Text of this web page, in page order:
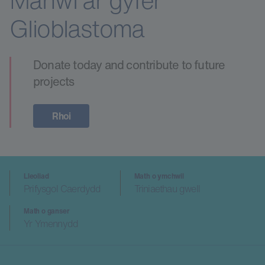
Glioblastoma
Donate today and contribute to future
projects
Rhoi
Lleoliad
Prifysgol Caerdydd
Math o ymchwil
Triniaethau gwell
Math o ganser
Yr Ymennydd